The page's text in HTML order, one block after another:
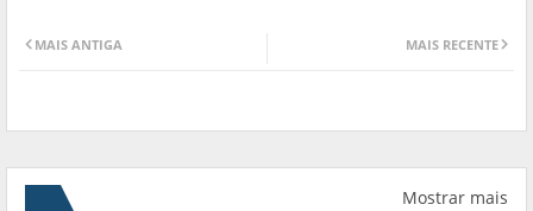
MAIS RECENTE
MAIS ANTIGA
Mostrar mais